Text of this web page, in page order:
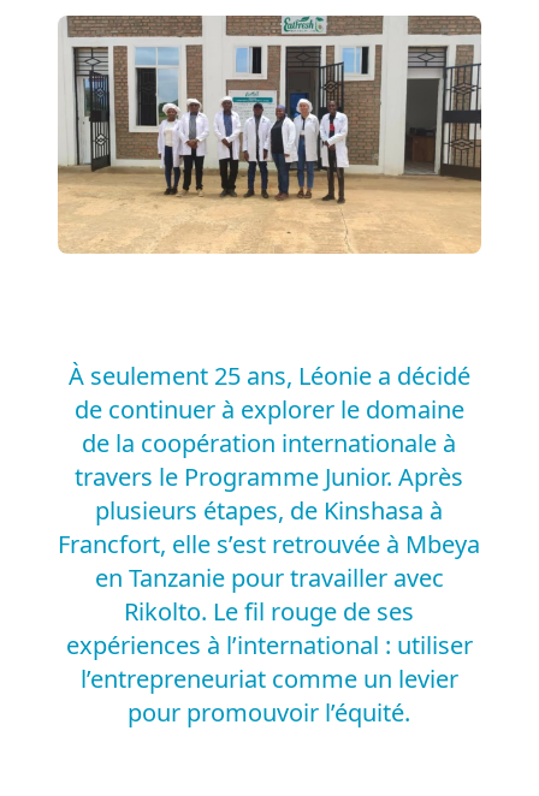
À seulement 25 ans, Léonie a décidé
de continuer à explorer le domaine
de la coopération internationale à
travers le Programme Junior. Après
plusieurs étapes, de Kinshasa à
Francfort, elle s’est retrouvée à Mbeya
en Tanzanie pour travailler avec
Rikolto. Le fil rouge de ses
expériences à l’international : utiliser
l’entrepreneuriat comme un levier
pour promouvoir l’équité.